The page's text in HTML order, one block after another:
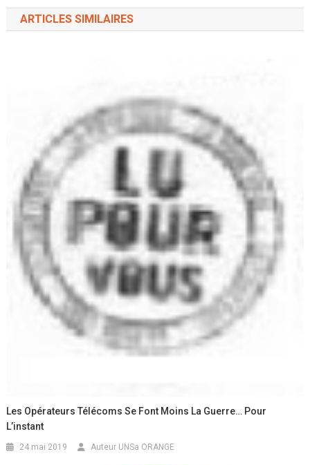
ARTICLES SIMILAIRES
Les Opérateurs Télécoms Se Font Moins La Guerre… Pour
L’instant
24 mai 2019 Auteur UNSa ORANGE